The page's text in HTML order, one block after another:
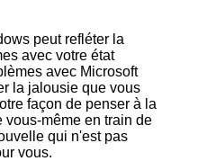
peut refléter la
avec votre état
avec Microsoft
la jalousie que vous
façon de penser à la
vous-même en train de
qui n'est pas
vous.